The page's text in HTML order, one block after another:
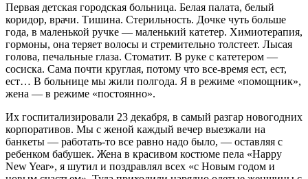
Первая детская городская больница. Белая палата, белый
коридор, врачи. Тишина. Стерильность. Дочке чуть больше
года, в маленькой ручке — маленький катетер. Химиотерапия,
гормоны, она теряет волосы и стремительно толстеет. Лысая
голова, печальные глаза. Стоматит. В руке с катетером —
сосиска. Сама почти круглая, потому что все-время ест, ест,
ест… В больнице мы жили полгода. Я в режиме «помощник»,
жена — в режиме «постоянно».
Их госпитализировали 23 декабря, в самый разгар новогодних
корпоративов. Мы с женой каждый вечер выезжали на
банкеты — работать-то все равно надо было, — оставляя с
ребенком бабушек. Жена в красивом костюме пела «Happy
New Year», я шутил и поздравлял всех «с Новым годом и